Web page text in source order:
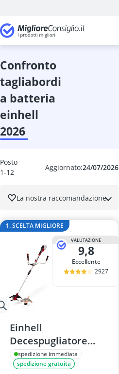
Migliore Consiglio
confronto
tagliabordi
a batteria
einhell
2026
Aggiornato:24/07/2026
Posto
1-12
La nostra raccomandazione
1. SCELTA MIGLIORE
VALUTAZIONE
9,8
Eccellente
2927
Einhell
Decespugliatore
Power X-Change
AGILLO 36/255
spedizione immediata
spedizione gratuita